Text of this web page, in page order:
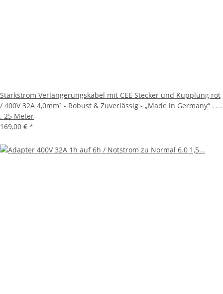
Starkstrom Verlängerungskabel mit CEE Stecker und Kupplung rot
/ 400V 32A 4,0mm² - Robust & Zuverlässig - „Made in Germany“ . . .
. 25 Meter
169,00 € *